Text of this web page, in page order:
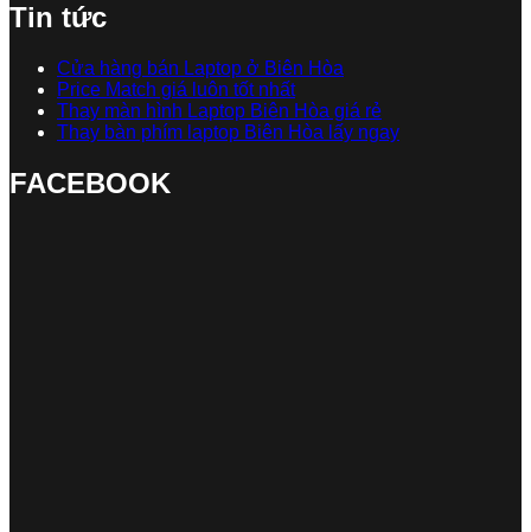
Tin tức
Cửa hàng bán Laptop ở Biên Hòa
Price Match giá luôn tốt nhất
Thay màn hình Laptop Biên Hòa giá rẻ
Thay bàn phím laptop Biên Hòa lấy ngay
FACEBOOK